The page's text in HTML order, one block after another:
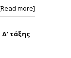
more]
τάξης